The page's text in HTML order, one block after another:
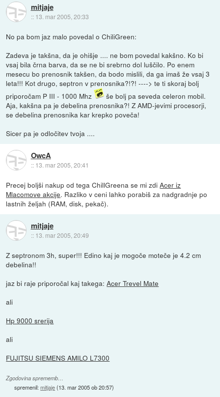
mitjaje
:: 13. mar 2005, 20:33
No pa bom jaz malo povedal o ChiliGreen:
Zadeva je takšna, da je ohišje .... ne bom povedal kakšno. Ko bi
vsaj bila črna barva, da se ne bi srebrno dol luščilo. Po enem
mesecu bo prenosnik takšen, da bodo mislili, da ga imaš že vsaj 3
leta!!! Kot drugo, septron v prenosnika?!?! ----> te ti skoraj bolj
priporočam P III - 1000 Mhz
še bolj pa seveda celeron mobil.
Aja, kakšna pa je debelina prenosnika?! Z AMD-jevimi procesorji,
se debelina prenosnika kar krepko poveča!
Sicer pa je odločitev tvoja ....
OwcA
:: 13. mar 2005, 20:41
Precej boljši nakup od tega ChillGreena se mi zdiAcer iz
Mlacomove akcije. Razliko v ceni lahko porabiš za nadgradnje po
lastnih željah (RAM, disk, pekač).
mitjaje
:: 13. mar 2005, 20:49
Z septronom 3h, super!!! Edino kaj je mogoče moteče je 4.2 cm
debelina!!
jaz bi raje priporočal kaj takega:Acer Trevel Mate
ali
Hp 9000 srerija
ali
FUJITSU SIEMENS AMILO L7300
Zgodovina sprememb…
spremenil:mitjaje(13. mar 2005 ob 20:57)